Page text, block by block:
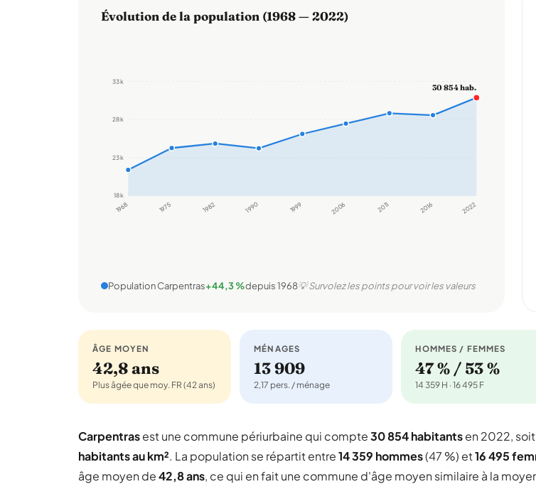
Évolution de la population (1968 — 2022)
18 k
23 k
28 k
33 k
1968 1975 1982 1990 1999 2006 2011 2016 2022
30 854 hab.
Population Carpentras+44,3 %depuis 1968💡 Survolez les points pour voir les valeurs
ÂGE MOYEN
42,8 ans
Plus âgée que moy. FR (42 ans)
MÉNAGES
13 909
2,17 pers. / ménage
HOMMES / FEMMES
47 % / 53 %
14 359 H · 16 495 F
Carpentrasest une commune périurbaine qui compte30 854 habitantsen 2022,
habitants au km². La population se répartit entre14 359 hommes(47 %) et16 495
âge moyen de42,8 ans, ce qui en fait une commune d'âge moyen similaire à la